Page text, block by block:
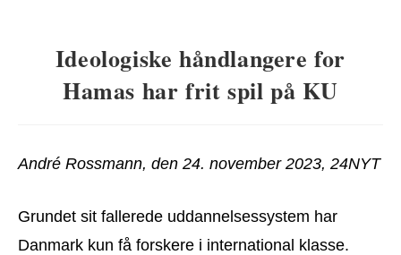
Ideologiske håndlangere for
Hamas har frit spil på KU
André Rossmann, den 24. november 2023, 24NYT
Grundet sit fallerede uddannelsessystem har
Danmark kun få forskere i international klasse.